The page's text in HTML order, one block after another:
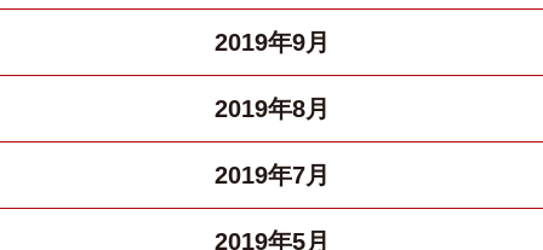
2019年9月
2019年8月
2019年7月
2019年5月